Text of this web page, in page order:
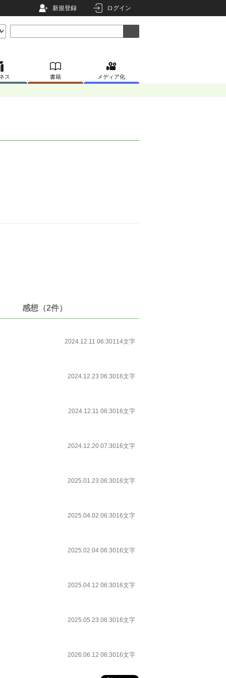
新規登録 ログイン
ス 書籍 メディア化
感想（2件）
2024.12.11 06:30114文字
2024.12.23 06:3016文字
2024.12.11 06:3016文字
2024.12.20 07:3016文字
2025.01.23 06:3016文字
2025.04.02 06:3016文字
2025.02.04 06:3016文字
2025.04.12 06:3016文字
2025.05.23 06:3016文字
2026.06.12 06:3016文字